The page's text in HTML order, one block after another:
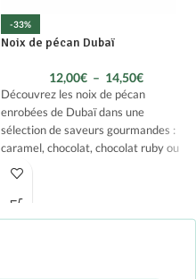
-33%
Noix de pécan Dubaï
12,00€ – 14,50€
Découvrez les noix de pécan
enrobées de Dubaï dans une
sélection de saveurs gourmandes :
caramel, chocolat, chocolat ruby ou
Lotus spéculoos.